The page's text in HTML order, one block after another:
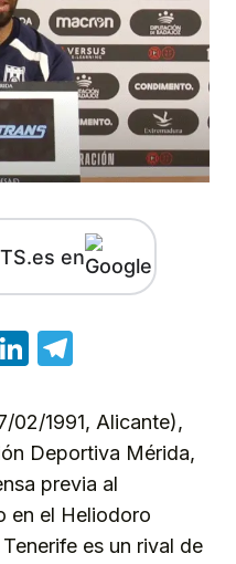
en
LinkedIn
02/1991, Alicante),
Deportiva Mérida,
previa al
en el Heliodoro
es un rival de